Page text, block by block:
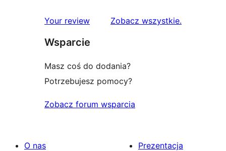
Your review Zobacz wszystkierecenzje
.
Wsparcie
Masz coś do dodania?
Potrzebujesz pomocy?
Zobacz forum wsparcia
O nas
Prezentacja